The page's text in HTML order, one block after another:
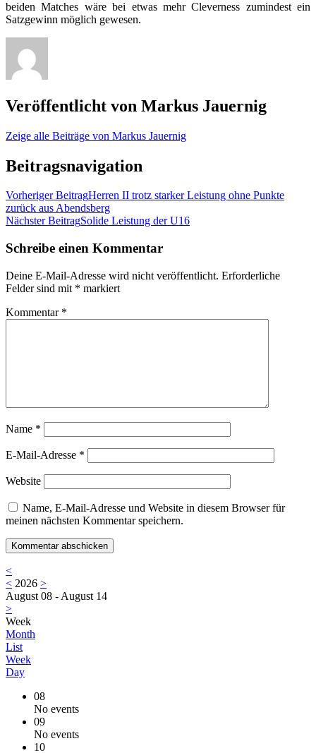
beiden Matches wäre bei etwas mehr Cleverness zumindest ein
Satzgewinn möglich gewesen.
Veröffentlicht von Markus Jauernig
Zeige alle Beiträge von Markus Jauernig
Beitragsnavigation
Vorheriger BeitragHerren II trotz starker Leistung ohne Punkte
zurück aus Abendsberg
Nächster BeitragSolide Leistung der U16
Schreibe einen Kommentar
Deine E-Mail-Adresse wird nicht veröffentlicht. Erforderliche
Felder sind mit * markiert
Kommentar *
Name *
E-Mail-Adresse *
Website
Name, E-Mail-Adresse und Website in diesem Browser für
meinen nächsten Kommentar speichern.
<
< 2026 >
August 08 - August 14
>
Week
Month
List
Week
Day
08
No events
09
No events
10